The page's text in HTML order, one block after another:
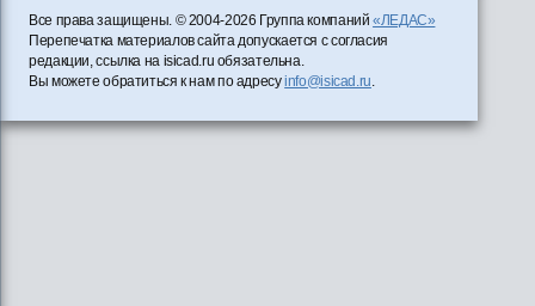
Все права защищены. © 2004-2026 Группа компаний«ЛЕДАС»
Перепечатка материалов сайта допускается с согласия
редакции, ссылка на isicad.ru обязательна.
Вы можете обратиться к нам по адресуinfo@isicad.ru